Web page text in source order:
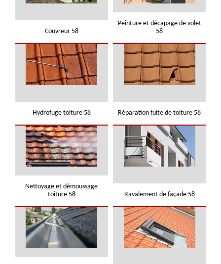
Couvreur 58
Peinture et décapage de volet
58
Hydrofuge toiture 58 Réparation fuite de toiture 58
Nettoyage et démoussage
toiture 58
Ravalement de façade 58